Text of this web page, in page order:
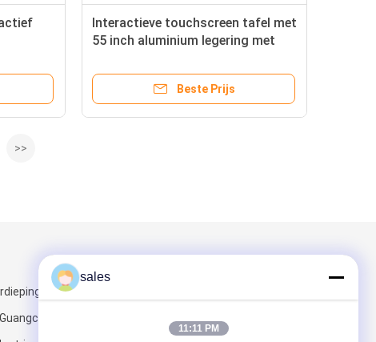
Interactieve touchscreen tafel met
55 inch aluminium legering met
touch display
Beste Prijs
>>
7,
Low-
sales
11:11 PM